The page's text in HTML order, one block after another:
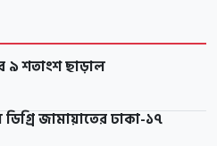
৯ শতাংশ ছাড়াল
জামায়াতের ঢাকা-১৭